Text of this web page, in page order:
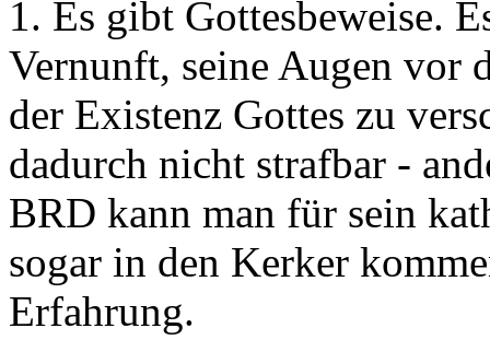
1. Es gibt Gottesbeweise.
Vernunft, seine Augen vor
der Existenz Gottes zu
dadurch nicht strafbar -
BRD kann man für sein
sogar in den Kerker
Erfahrung.